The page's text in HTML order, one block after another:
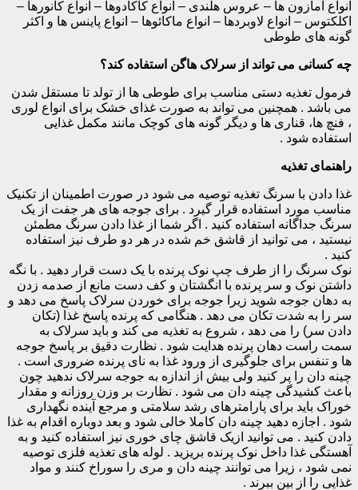
انواع آمازون ها – عروس هلندی – انواع کاکادوها – انواع کانورها –
اکلکتوس – انواع لاوبردها – انواع ماکائوها – انواع پاینس ها و اکثر
گونه های طوطی
چه کسانی می تواند از سرلاک هاگن استفاده کند؟
فرمول تغذیه دستی مناسب برای طوطی ها از تولد تا مستقل شدن
می باشد . همچنین می تواند به صورت غذای خشک برای انواع لوری
، فنچ ها، قناری ها و دیگر گونه های کوچک مانند مکمل غذایی
استفاده شود .
راهنمای تغذیه
غذا دادن با سرنگ تغذیه توصیه می شود در صورت اطمینان از تکنیک
مناسب مورد استفاده قرار گیرد . برای جوجه های هر جفت از یک
سرنگ جداگانه استفاده کنید . اگر شما از غذا دادن سرنگ مطمئن
نیستید ، می توانید از قاشق خم شده در هر دو طرف نیز استفاده
کنید .
نوک سرنگ را از طرف چپ نوک پرنده با یک دست قرار دهید . با نگه
داشتن نوک و سر پرنده با انگشتان و کف دست مانع از صدمه زدن
به دهان جوجه شوید زیرا جوجه برای خوردن سرلاک پاسخ می دهد و
سر را به شدت تکان می دهد . هنگامی که پرنده پاسخ غذا (تکان
دادن سر) را می دهد ، شروع به تغذیه می کند و باید سرلاک به
سمت راست دهان پرنده هدایت شود . نظارت دقیق بر پاسخ جوجه
ها و تنفس برای جلوگیری از ورود غذا به نای پرنده ضروری است .
چینه دان را پر کنید ولی بیش از اندازه به جوجه سرلاک ندهید چون
باعث کشیدگی چینه دان می شود . نظارت بر وزن روزانه و مقدار
خوراک باید برای پارامترهای رشد سلامتی و مرجع آینده نگهداری
شود . اجازه دهید چینه دان کاملا خالی شود و بعد دوباره اقدام به غذا
دادن کنید . می توانید ازیک قاشق چای خوری نیز استفاده کنید و به
آهستگی غذا داخل نوک پرنده بریزید . لوله های تغذیه فلزی توصیه
نمی شود ، زیرا می توانند چینه دان و مری را سوراخ کنند و مواد
غذایی را از بین ببرند .